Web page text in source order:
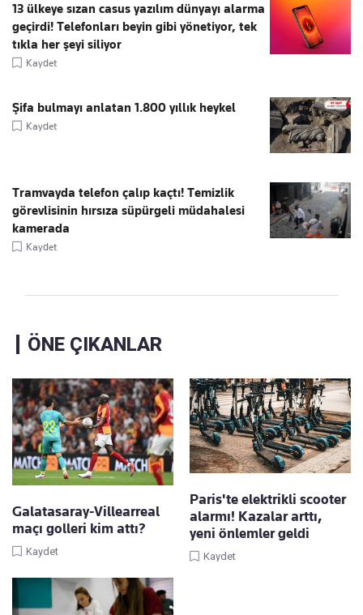
13 ülkeye sızan casus yazılım dünyayı alarma
geçirdi! Telefonları beyin gibi yönetiyor, tek
tıkla her şeyi siliyor
Kaydet
Şifa bulmayı anlatan 1.800 yıllık heykel
Kaydet
Tramvayda telefon çalıp kaçtı! Temizlik
görevlisinin hırsıza süpürgeli müdahalesi
kamerada
Kaydet
ÖNE ÇIKANLAR
Galatasaray-Villearreal
maçı golleri kim attı?
Kaydet
Paris'te elektrikli scooter
alarmı! Kazalar arttı,
yeni önlemler geldi
Kaydet